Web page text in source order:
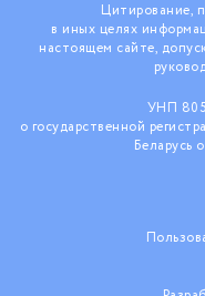
Цитирование,
в иных целях
настоящем сайте,
УНП
о государственной
Беларусь